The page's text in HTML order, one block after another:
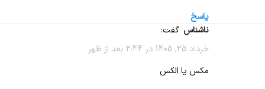
پاسخ
ناشناس گفت:
خرداد 25, 1405 در 2:44 بعد از ظهر
مکس یا الکس